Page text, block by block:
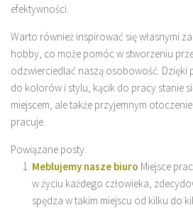
efektywności.
Warto również inspirować się własnymi
hobby, co może pomóc w stworzeniu
odzwierciedlać naszą osobowość. Dzięki
do kolorów i stylu, kącik do pracy stanie
miejscem, ale także przyjemnym
pracuje.
Powiązane posty:
Meblujemy nasze biuro Miejsce
w życiu każdego człowieka,
spędza w takim miejscu od kilku do